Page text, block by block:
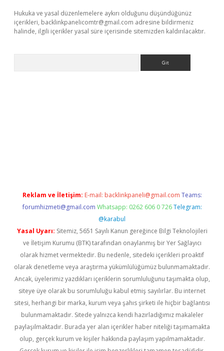
Hukuka ve yasal düzenlemelere aykırı olduğunu düşündüğünüz
içerikleri, backlinkpanelicomtr@gmail.com adresine bildirmeniz
halinde, ilgili içerikler yasal süre içerisinde sitemizden kaldırılacaktır.
Reklam ve İletişim: E-mail: backlinkpaneli@gmail.com Teams:
forumhizmeti@gmail.com Whatsapp: 0262 606 0 726 Telegram:
@karabul
Yasal Uyarı: Sitemiz, 5651 Sayılı Kanun gereğince Bilgi Teknolojileri
ve İletişim Kurumu (BTK) tarafından onaylanmış bir Yer Sağlayıcı
olarak hizmet vermektedir. Bu nedenle, sitedeki içerikleri proaktif
olarak denetleme veya araştırma yükümlülüğümüz bulunmamaktadır.
Ancak, üyelerimiz yazdıkları içeriklerin sorumluluğunu taşımakta olup,
siteye üye olarak bu sorumluluğu kabul etmiş sayılırlar. Bu internet
sitesi, herhangi bir marka, kurum veya şahıs şirketi ile hiçbir bağlantısı
bulunmamaktadır. Sitede yalnızca kendi hazırladığımız makaleler
paylaşılmaktadır. Burada yer alan içerikler haber niteliği taşımamakta
olup, gerçek kurum ve kişiler hakkında paylaşım yapılmamaktadır.